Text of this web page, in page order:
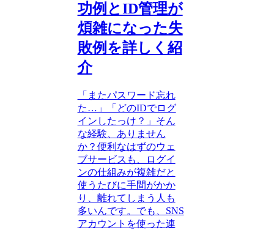
功例とID管理が
煩雑になった失
敗例を詳しく紹
介
「またパスワード忘れ
た…」「どのIDでログ
インしたっけ？」そん
な経験、ありません
か？便利なはずのウェ
ブサービスも、ログイ
ンの仕組みが複雑だと
使うたびに手間がかか
り、離れてしまう人も
多いんです。でも、SNS
アカウントを使った連